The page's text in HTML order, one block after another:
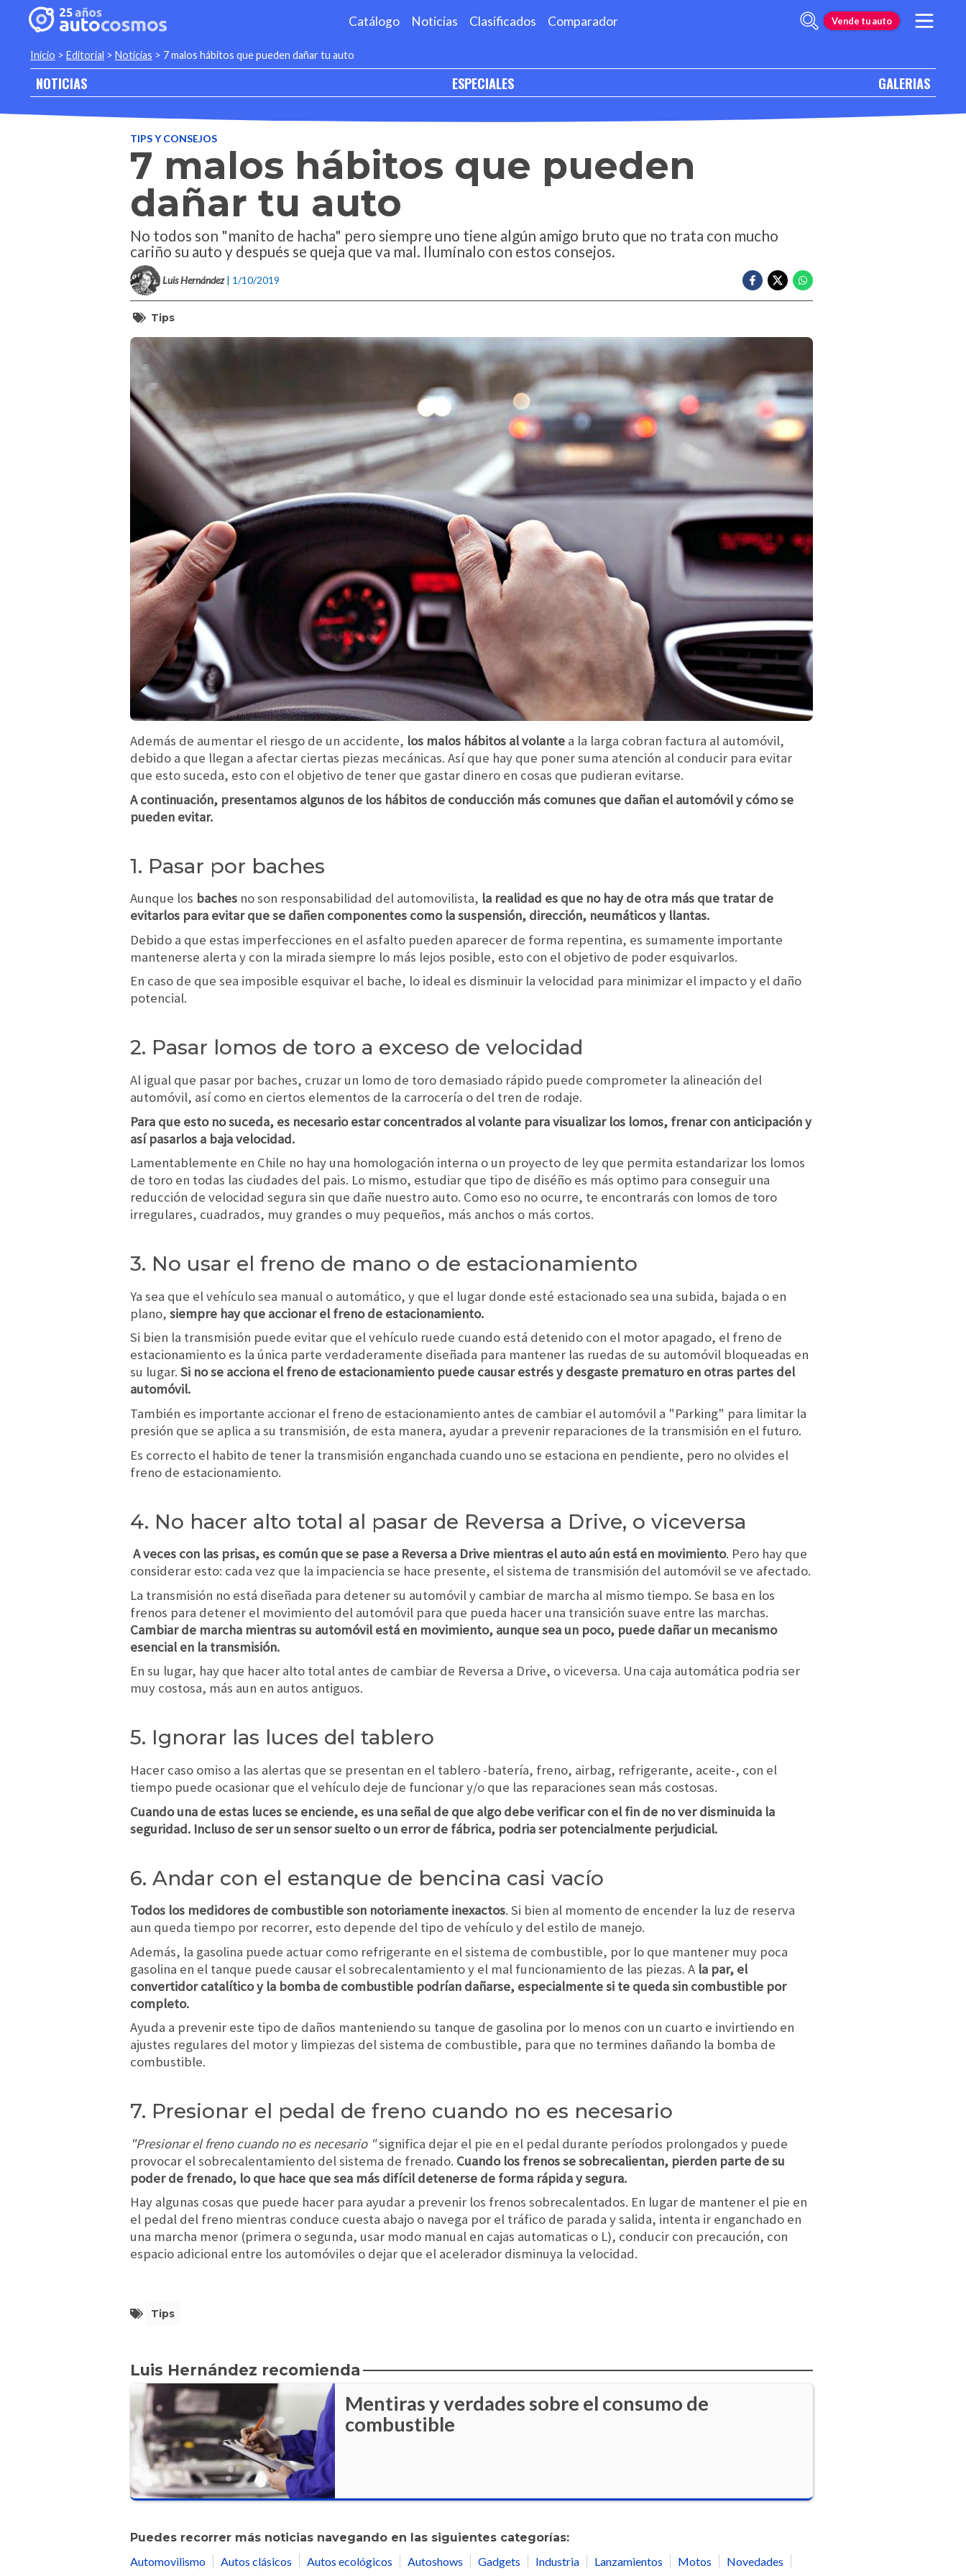
Catálogo Noticias Clasificados Comparador Vende tu auto
Inicio > Editorial > Noticias > 7 malos hábitos que pueden dañar tu auto
NOTICIAS ESPECIALES GALERIAS
TIPS Y CONSEJOS
7 malos hábitos que pueden
dañar tu auto
No todos son "manito de hacha" pero siempre uno tiene algún amigo bruto que no trata con mucho
cariño su auto y después se queja que va mal. Ilumínalo con estos consejos.
Luis Hernández | 1/10/2019
Tips
Además de aumentar el riesgo de un accidente, los malos hábitos al volante a la larga cobran factura al automóvil,
debido a que llegan a afectar ciertas piezas mecánicas. Así que hay que poner suma atención al conducir para evitar
que esto suceda, esto con el objetivo de tener que gastar dinero en cosas que pudieran evitarse.
A continuación, presentamos algunos de los hábitos de conducción más comunes que dañan el automóvil y cómo se
pueden evitar.
1. Pasar por baches
Aunque los baches no son responsabilidad del automovilista, la realidad es que no hay de otra más que tratar de
evitarlos para evitar que se dañen componentes como la suspensión, dirección, neumáticos y llantas.
Debido a que estas imperfecciones en el asfalto pueden aparecer de forma repentina, es sumamente importante
mantenerse alerta y con la mirada siempre lo más lejos posible, esto con el objetivo de poder esquivarlos.
En caso de que sea imposible esquivar el bache, lo ideal es disminuir la velocidad para minimizar el impacto y el daño
potencial.
2. Pasar lomos de toro a exceso de velocidad
Al igual que pasar por baches, cruzar un lomo de toro demasiado rápido puede comprometer la alineación del
automóvil, así como en ciertos elementos de la carrocería o del tren de rodaje.
Para que esto no suceda, es necesario estar concentrados al volante para visualizar los lomos, frenar con anticipación y
así pasarlos a baja velocidad.
Lamentablemente en Chile no hay una homologación interna o un proyecto de ley que permita estandarizar los lomos
de toro en todas las ciudades del pais. Lo mismo, estudiar que tipo de diséño es más optimo para conseguir una
reducción de velocidad segura sin que dañe nuestro auto. Como eso no ocurre, te encontrarás con lomos de toro
irregulares, cuadrados, muy grandes o muy pequeños, más anchos o más cortos.
3. No usar el freno de mano o de estacionamiento
Ya sea que el vehículo sea manual o automático, y que el lugar donde esté estacionado sea una subida, bajada o en
plano, siempre hay que accionar el freno de estacionamiento.
Si bien la transmisión puede evitar que el vehículo ruede cuando está detenido con el motor apagado, el freno de
estacionamiento es la única parte verdaderamente diseñada para mantener las ruedas de su automóvil bloqueadas en
su lugar. Si no se acciona el freno de estacionamiento puede causar estrés y desgaste prematuro en otras partes del
automóvil.
También es importante accionar el freno de estacionamiento antes de cambiar el automóvil a "Parking" para limitar la
presión que se aplica a su transmisión, de esta manera, ayudar a prevenir reparaciones de la transmisión en el futuro.
Es correcto el habito de tener la transmisión enganchada cuando uno se estaciona en pendiente, pero no olvides el
freno de estacionamiento.
4. No hacer alto total al pasar de Reversa a Drive, o viceversa
A veces con las prisas, es común que se pase a Reversa a Drive mientras el auto aún está en movimiento. Pero hay que
considerar esto: cada vez que la impaciencia se hace presente, el sistema de transmisión del automóvil se ve afectado.
La transmisión no está diseñada para detener su automóvil y cambiar de marcha al mismo tiempo. Se basa en los
frenos para detener el movimiento del automóvil para que pueda hacer una transición suave entre las marchas.
Cambiar de marcha mientras su automóvil está en movimiento, aunque sea un poco, puede dañar un mecanismo
esencial en la transmisión.
En su lugar, hay que hacer alto total antes de cambiar de Reversa a Drive, o viceversa. Una caja automática podria ser
muy costosa, más aun en autos antiguos.
5. Ignorar las luces del tablero
Hacer caso omiso a las alertas que se presentan en el tablero -batería, freno, airbag, refrigerante, aceite-, con el
tiempo puede ocasionar que el vehículo deje de funcionar y/o que las reparaciones sean más costosas.
Cuando una de estas luces se enciende, es una señal de que algo debe verificar con el fin de no ver disminuida la
seguridad. Incluso de ser un sensor suelto o un error de fábrica, podria ser potencialmente perjudicial.
6. Andar con el estanque de bencina casi vacío
Todos los medidores de combustible son notoriamente inexactos. Si bien al momento de encender la luz de reserva
aun queda tiempo por recorrer, esto depende del tipo de vehículo y del estilo de manejo.
Además, la gasolina puede actuar como refrigerante en el sistema de combustible, por lo que mantener muy poca
gasolina en el tanque puede causar el sobrecalentamiento y el mal funcionamiento de las piezas. A la par, el
convertidor catalítico y la bomba de combustible podrían dañarse, especialmente si te queda sin combustible por
completo.
Ayuda a prevenir este tipo de daños manteniendo su tanque de gasolina por lo menos con un cuarto e invirtiendo en
ajustes regulares del motor y limpiezas del sistema de combustible, para que no termines dañando la bomba de
combustible.
7. Presionar el pedal de freno cuando no es necesario
"Presionar el freno cuando no es necesario "significa dejar el pie en el pedal durante períodos prolongados y puede
provocar el sobrecalentamiento del sistema de frenado. Cuando los frenos se sobrecalientan, pierden parte de su
poder de frenado, lo que hace que sea más difícil detenerse de forma rápida y segura.
Hay algunas cosas que puede hacer para ayudar a prevenir los frenos sobrecalentados. En lugar de mantener el pie en
el pedal del freno mientras conduce cuesta abajo o navega por el tráfico de parada y salida, intenta ir enganchado en
una marcha menor (primera o segunda, usar modo manual en cajas automaticas o L), conducir con precaución, con
espacio adicional entre los automóviles o dejar que el acelerador disminuya la velocidad.
Tips
Luis Hernández recomienda
Mentiras y verdades sobre el consumo de
combustible
Puedes recorrer más noticias navegando en las siguientes categorías:
Automovilismo
Autos clásicos Autos ecológicos Autoshows Gadgets Industria Lanzamientos Motos
Novedades